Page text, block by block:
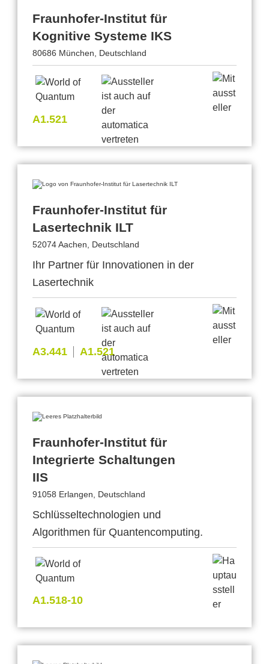
Fraunhofer-Institut für
Kognitive Systeme IKS
80686 München, Deutschland
A1.521
Fraunhofer-Institut für
Lasertechnik ILT
52074 Aachen, Deutschland
Ihr Partner für Innovationen in der
Lasertechnik
A3.441 A1.521
Fraunhofer-Institut für
Integrierte Schaltungen
IIS
91058 Erlangen, Deutschland
Schlüsseltechnologien und
Algorithmen für Quantencomputing.
A1.518-10